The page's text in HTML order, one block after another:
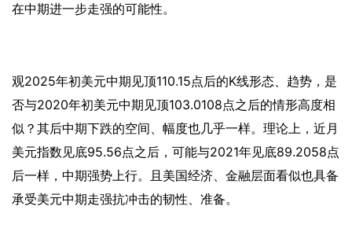
在中期进一步走强的可能性。
观2025年初美元中期见顶110.15点后的K线形态、趋势，是
否与2020年初美元中期见顶103.0108点之后的情形高度相
似？其后中期下跌的空间、幅度也几乎一样。理论上，近月
美元指数见底95.56点之后，可能与2021年见底89.2058点
后一样，中期强势上行。且美国经济、金融层面看似也具备
承受美元中期走强抗冲击的韧性、准备。